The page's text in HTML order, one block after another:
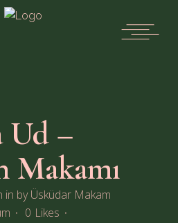
Ud –
Makamı
in byÜsküdar Makam
0 Likes